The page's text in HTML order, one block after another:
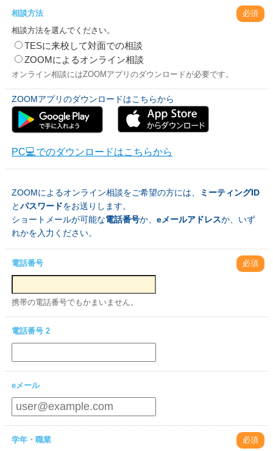
相談方法
必須
相談方法を選んでください。
TESに来校して対面での相談
ZOOMによるオンライン相談
オンライン相談にはZOOMアプリのダウンロードが必要です。
ZOOMアプリのダウンロードはこちらから
PC💻でのダウンロードはこちらから
ZOOMによるオンライン相談をご希望の方には、
ミーティングID
とパスワードをお送りします。
ショートメールが可能な電話番号か、 eメールアドレスか、いず
れかを入力ください。
電話番号 必須
携帯の電話番号でもかまいません。
電話番号 2
eメール
学年・職業 必須